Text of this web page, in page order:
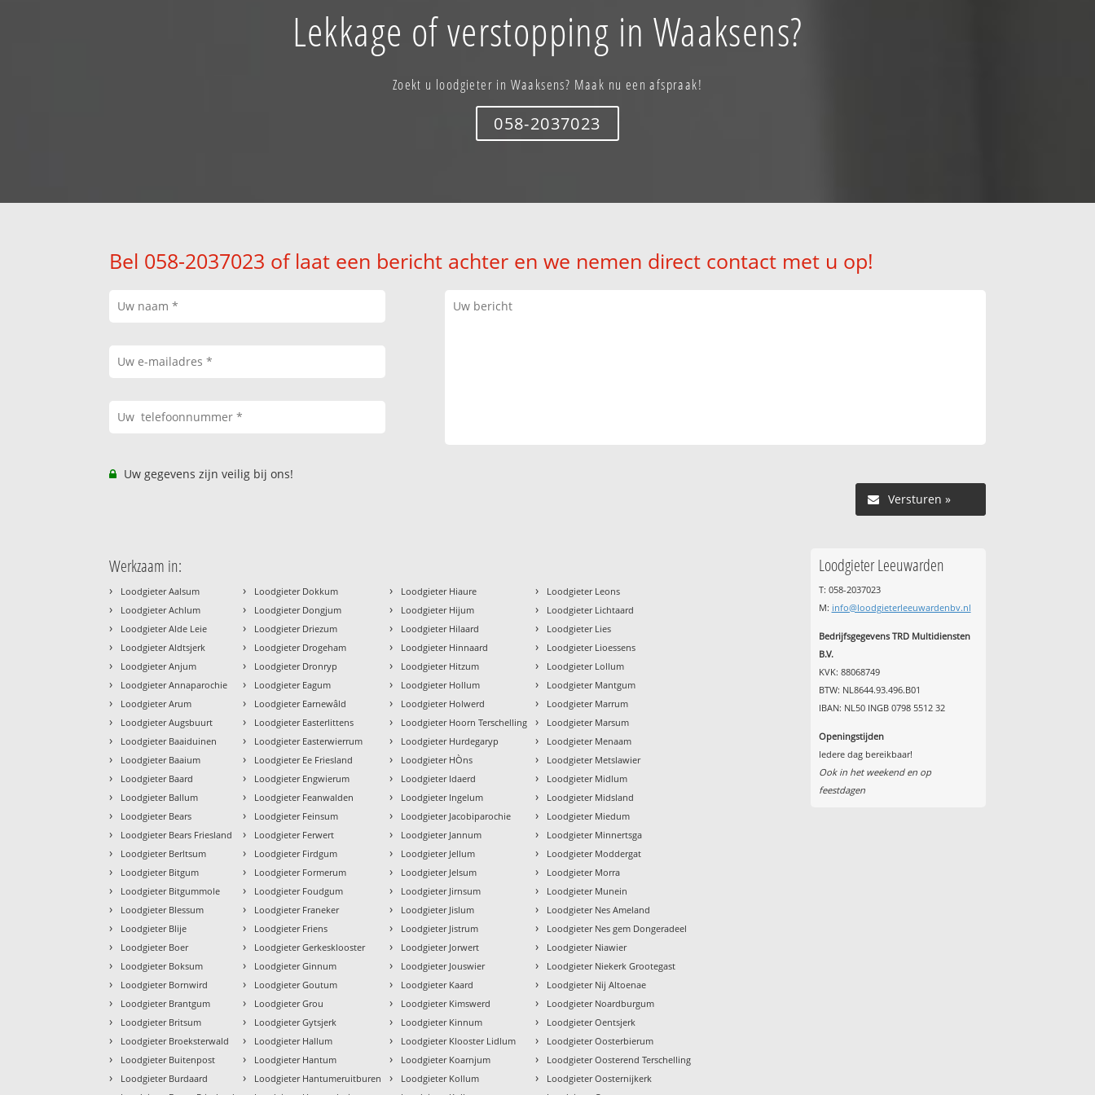
Lekkage of verstopping in Waaksens?
Zoekt u loodgieter in Waaksens? Maak nu een afspraak!
058-2037023
Bel 058-2037023 of laat een bericht achter en we nemen direct contact met u op!
Uw gegevens zijn veilig bij ons!
Versturen »
Werkzaam in:
› Loodgieter Aalsum
› Loodgieter Achlum
› Loodgieter Alde Leie
› Loodgieter Aldtsjerk
› Loodgieter Anjum
› Loodgieter Annaparochie
› Loodgieter Arum
› Loodgieter Augsbuurt
› Loodgieter Baaiduinen
› Loodgieter Baaium
› Loodgieter Baard
› Loodgieter Ballum
› Loodgieter Bears
› Loodgieter Bears Friesland
› Loodgieter Berltsum
› Loodgieter Bitgum
› Loodgieter Bitgummole
› Loodgieter Blessum
› Loodgieter Blije
› Loodgieter Boer
› Loodgieter Boksum
› Loodgieter Bornwird
› Loodgieter Brantgum
› Loodgieter Britsum
› Loodgieter Broeksterwald
› Loodgieter Buitenpost
› Loodgieter Burdaard
› Loodgieter Dokkum
› Loodgieter Dongjum
› Loodgieter Driezum
› Loodgieter Drogeham
› Loodgieter Dronryp
› Loodgieter Eagum
› Loodgieter Earnewâld
› Loodgieter Easterlittens
› Loodgieter Easterwierrum
› Loodgieter Ee Friesland
› Loodgieter Engwierum
› Loodgieter Feanwalden
› Loodgieter Feinsum
› Loodgieter Ferwert
› Loodgieter Firdgum
› Loodgieter Formerum
› Loodgieter Foudgum
› Loodgieter Franeker
› Loodgieter Friens
› Loodgieter Gerkesklooster
› Loodgieter Ginnum
› Loodgieter Goutum
› Loodgieter Grou
› Loodgieter Gytsjerk
› Loodgieter Hallum
› Loodgieter Hantum
› Loodgieter Hantumeruitburen
› Loodgieter Hiaure
› Loodgieter Hijum
› Loodgieter Hilaard
› Loodgieter Hinnaard
› Loodgieter Hitzum
› Loodgieter Hollum
› Loodgieter Holwerd
› Loodgieter Hoorn Terschelling
› Loodgieter Hurdegaryp
› Loodgieter HÒns
› Loodgieter Idaerd
› Loodgieter Ingelum
› Loodgieter Jacobiparochie
› Loodgieter Jannum
› Loodgieter Jellum
› Loodgieter Jelsum
› Loodgieter Jirnsum
› Loodgieter Jislum
› Loodgieter Jistrum
› Loodgieter Jorwert
› Loodgieter Jouswier
› Loodgieter Kaard
› Loodgieter Kimswerd
› Loodgieter Kinnum
› Loodgieter Klooster Lidlum
› Loodgieter Koarnjum
› Loodgieter Kollum
› Loodgieter Leons
› Loodgieter Lichtaard
› Loodgieter Lies
› Loodgieter Lioessens
› Loodgieter Lollum
› Loodgieter Mantgum
› Loodgieter Marrum
› Loodgieter Marsum
› Loodgieter Menaam
› Loodgieter Metslawier
› Loodgieter Midlum
› Loodgieter Midsland
› Loodgieter Miedum
› Loodgieter Minnertsga
› Loodgieter Moddergat
› Loodgieter Morra
› Loodgieter Munein
› Loodgieter Nes Ameland
› Loodgieter Nes gem Dongeradeel
› Loodgieter Niawier
› Loodgieter Niekerk Grootegast
› Loodgieter Nij Altoenae
› Loodgieter Noardburgum
› Loodgieter Oentsjerk
› Loodgieter Oosterbierum
› Loodgieter Oosterend Terschelling
› Loodgieter Oosternijkerk
Loodgieter Leeuwarden
T: 058-2037023
M: info@loodgieterleeuwardenbv.nl
Bedrijfsgegevens TRD Multidiensten
B.V.
KVK: 88068749
BTW: NL8644.93.496.B01
IBAN: NL50 INGB 0798 5512 32
Openingstijden
Iedere dag bereikbaar!
Ook in het weekend en op
feestdagen